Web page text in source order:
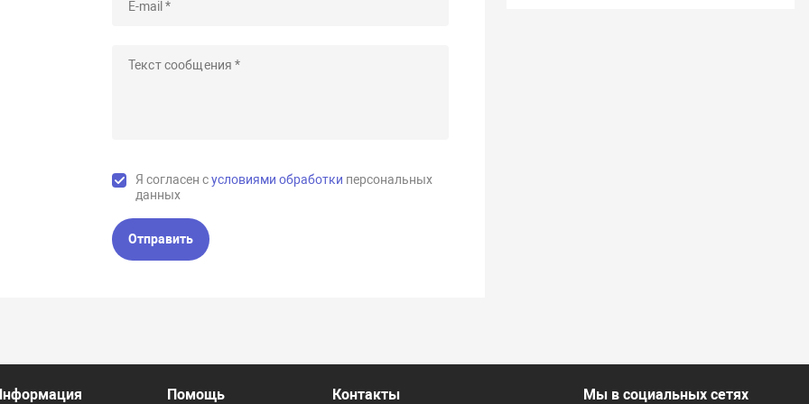
Я согласен сусловиями обработки персональных
данных
Отправить
Помощь Контакты Мы в социальных сетях